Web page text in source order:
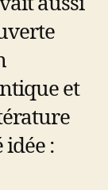
et
idée :